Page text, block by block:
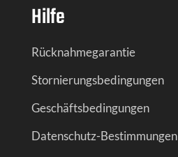
Hilfe
Rücknahmegarantie
Stornierungsbedingungen
Geschäftsbedingungen
Datenschutz-Bestimmungen